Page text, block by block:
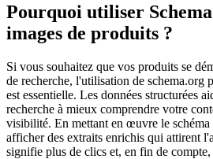
Pourquoi utiliser
images de produits ?
Si vous souhaitez que vos produits se
de recherche, l'utilisation de schema.org
est essentielle. Les données structurées
recherche à mieux comprendre votre
visibilité. En mettant en œuvre le
afficher des extraits enrichis qui attirent
signifie plus de clics et, en fin de compte,